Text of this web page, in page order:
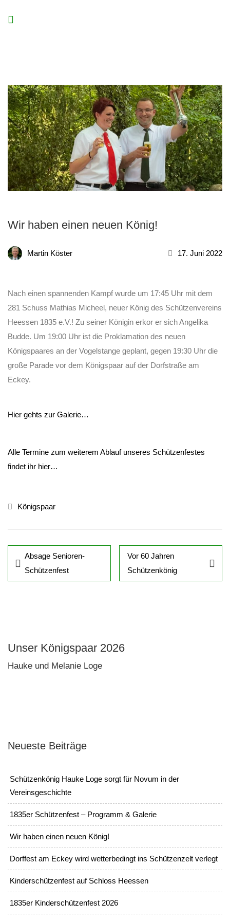
Wir haben einen neuen König!
Martin Köster 17. Juni 2022
Nach einen spannenden Kampf wurde um 17:45 Uhr mit dem
281 Schuss Mathias Micheel, neuer König des Schützenvereins
Heessen 1835 e.V.! Zu seiner Königin erkor er sich Angelika
Budde. Um 19:00 Uhr ist die Proklamation des neuen
Königspaares an der Vogelstange geplant, gegen 19:30 Uhr die
große Parade vor dem Königspaar auf der Dorfstraße am
Eckey.
Hier gehts zur Galerie…
Alle Termine zum weiterem Ablauf unseres Schützenfestes
findet ihr hier…
Königspaar
Absage Senioren-
Schützenfest
Vor 60 Jahren
Schützenkönig
Unser Königspaar 2026
Hauke und Melanie Loge
Neueste Beiträge
Schützenkönig Hauke Loge sorgt für Novum in der
Vereinsgeschichte
1835er Schützenfest – Programm & Galerie
Wir haben einen neuen König!
Dorffest am Eckey wird wetterbedingt ins Schützenzelt verlegt
Kinderschützenfest auf Schloss Heessen
1835er Kinderschützenfest 2026